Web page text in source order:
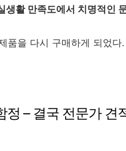
생활 만족도에서 치명적인
품을 다시 구매하게 되었다.
정 – 결국 전문가 견